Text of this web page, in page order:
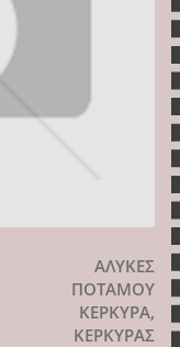
ΑΛΥΚΕΣ
ΠΟΤΑΜΟΥ
ΚΕΡΚΥΡΑ,
ΚΕΡΚΥΡΑΣ